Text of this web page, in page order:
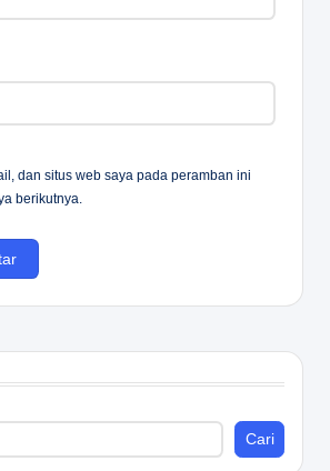
dan situs web saya pada peramban ini
berikutnya.
Cari